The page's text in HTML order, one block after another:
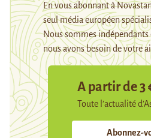
En vous abonnant à
seul média européen
Nous sommes indépendants
nous avons besoin de votre
A partir de 3
Toute l’actualité
Abonnez-